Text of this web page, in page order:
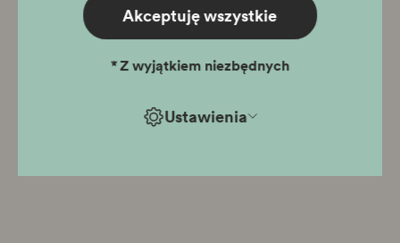
Ustawienia
Akceptuję wszystkie
*Z wyjątkiem niezbędnych